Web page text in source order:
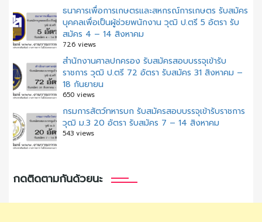
ธนาคารเพื่อการเกษตรและสหกรณ์การเกษตร รับสมัคร
บุคคลเพื่อเป็นผู้ช่วยพนักงาน วุฒิ ป.ตรี 5 อัตรา รับ
สมัคร 4 – 14 สิงหาคม
726 views
สํานักงานศาลปกครอง รับสมัครสอบบรรจุเข้ารับ
ราชการ วุฒิ ป.ตรี 72 อัตรา รับสมัคร 31 สิงหาคม –
18 กันยายน
650 views
กรมการสัตว์ทหารบก รับสมัครสอบบรรจุเข้ารับราชการ
วุฒิ ม.3 20 อัตรา รับสมัคร 7 – 14 สิงหาคม
543 views
กดติดตามกันด้วยนะ